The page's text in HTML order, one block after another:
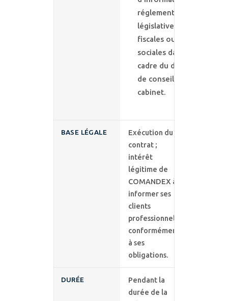
réglementaires,
législatives,
fiscales ou
sociales dans le
cadre du devoir
de conseil du
cabinet.
BASE LÉGALE
Exécution du
contrat ;
intérêt
légitime de
COMANDEX à
informer ses
clients
professionnels
conformément
à ses
obligations.
DURÉE
Pendant la
durée de la